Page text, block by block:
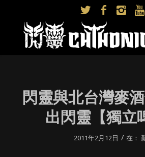
閃靈與北台灣麥
出閃靈【獨立
2011年2月12日 / 在：